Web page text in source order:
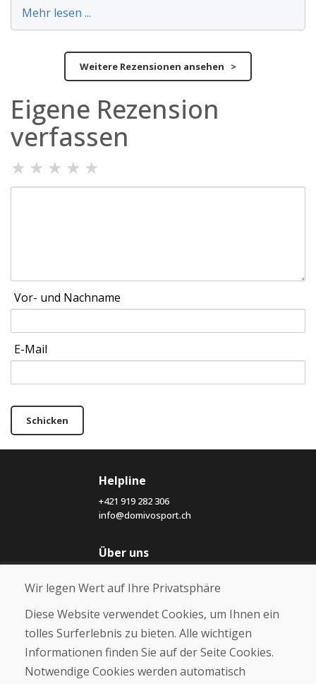
Mehr lesen ...
Weitere Rezensionen ansehen >
Eigene Rezension
verfassen
★ ★ ★ ★ ★
Vor- und Nachname
E-Mail
Schicken
Helpline
+421 919 282 306
info@domivosport.ch
Über uns
Über uns
Kontakt
Kaufen
E-Shop
Wir legen Wert auf Ihre Privatsphäre
Diese Website verwendet Cookies, um Ihnen ein
tolles Surferlebnis zu bieten. Alle wichtigen
Informationen finden Sie auf der Seite Cookies.
Notwendige Cookies werden automatisch